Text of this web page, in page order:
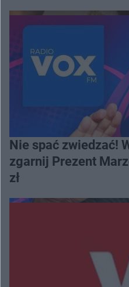
Nie spać zwiedzać!
zgarnij Prezent
zł